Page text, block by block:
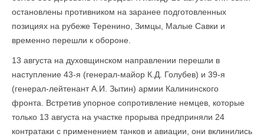
остановлены противником на заранее подготовленных
позициях на рубеже Теренино, Зимцы, Малые Савки и
временно перешли к обороне.
13 августа на духовщинском направлении перешли в
наступление 43-я (генерал-майор К.Д. Голубев) и 39-я
(генерал-лейтенант А.И. Зытин) армии Калининского
фронта. Встретив упорное сопротивление немцев, которые
только 13 августа на участке прорыва предприняли 24
контратаки с применением танков и авиации, они вклинились